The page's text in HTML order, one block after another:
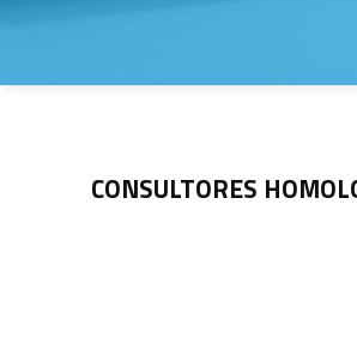
CONSULTORES